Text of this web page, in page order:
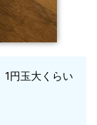
円玉大くらい